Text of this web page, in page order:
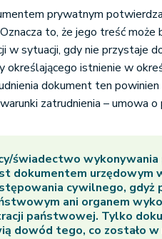
prywatnym
to, że jego treść
w sytuacji, gdy nie przystaje
określającego istnienie w
dokument ten
zatrudnienia – umowa o
świadectwo wykonywania
dokumentem urzędowym
cywilnego, gdyż
ani organem
państwowej. Tylko
dowód tego, co zostało w